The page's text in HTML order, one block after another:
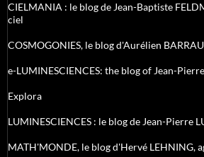
CIELMANIA : le blog de Jean-Baptiste
ciel
COSMOGONIES, le blog d'Aurélien
e-LUMINESCIENCES: the blog of Jean-
Explora
LUMINESCIENCES : le blog de Jean-Pierre
MATH'MONDE, le blog d'Hervé LEHNING,